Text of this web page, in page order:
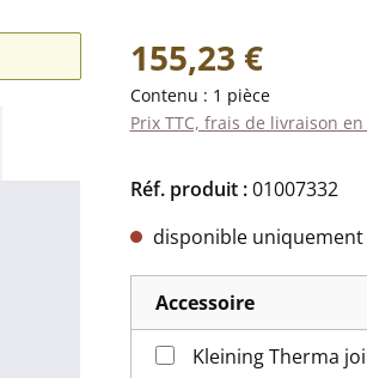
Prix régulier :
155,23 €
Contenu : 1 pièce
Prix TTC, frais de livraison en
Réf. produit :01007332
disponible
Accessoire
Kleining Therma